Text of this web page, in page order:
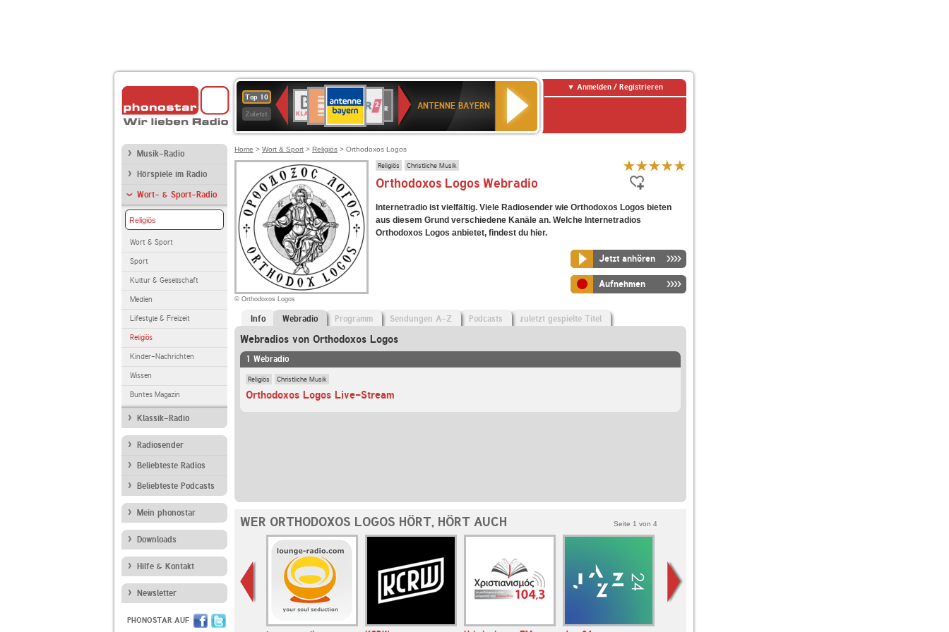
Top 10
Zuletzt
Deutschlandfunk
80er
90er
OLDIE
ANTENNE
SWR3
WDR
4
BR-
KLASSIK
Deutschlandfunk
KulturBAYERN
2
SWR
Kultur
NDR
2
ANTENNE BAYERN
Anmelden / Registrieren
Musik-Radio
Hörspiele im Radio
Wort- & Sport-Radio
Religiös
Wort & Sport
Sport
Kultur & Gesellschaft
Medien
Lifestyle & Freizeit
Religiös
Kinder-Nachrichten
Wissen
Buntes Magazin
Klassik-Radio
Radiosender
Beliebteste Radios
Beliebteste Podcasts
Mein phonostar
Downloads
Hilfe & Kontakt
Newsletter
PHONOSTAR AUF
Home > Wort & Sport > Religiös > Orthodoxos Logos
© Orthodoxos Logos
Religiös Christliche Musik
Orthodoxos Logos Webradio
Internetradio ist vielfältig. Viele Radiosender wie Orthodoxos Logos bieten
aus diesem Grund verschiedene Kanäle an. Welche Internetradios
Orthodoxos Logos anbietet, findest du hier.
Jetzt anhören
Aufnehmen
Info Webradio Programm Sendungen A-Z Podcasts zuletzt gespielte Titel
Webradios von Orthodoxos Logos
1 Webradio
Religiös Christliche Musik
Orthodoxos Logos Live-Stream
WER ORTHODOXOS LOGOS HÖRT, HÖRT AUCH Seite 1 von 4